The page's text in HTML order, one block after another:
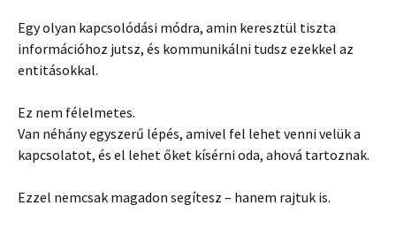
Egy olyan kapcsolódási módra, amin keresztül tiszta
információhoz jutsz, és kommunikálni tudsz ezekkel az
entitásokkal.
Ez nem félelmetes.
Van néhány egyszerű lépés, amivel fel lehet venni velük a
kapcsolatot, és el lehet őket kísérni oda, ahová tartoznak.
Ezzel nemcsak magadon segítesz – hanem rajtuk is.